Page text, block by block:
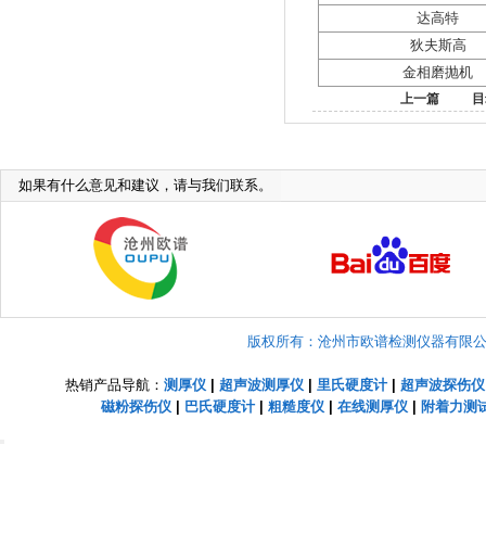
达高特
狄夫斯高
金相磨抛机
上一篇
如果有什么意见和建议，请与我们联系。
版权所有：沧州市欧谱检测仪器有限
热销产品导航： 测厚仪 超声波测厚仪 里氏硬度计| 超声波探伤仪
磁粉探伤仪| 巴氏硬度计| 粗糙度仪| 在线测厚仪| 附着力测